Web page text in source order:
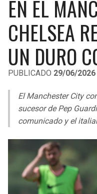
LIGA DE EXPANSIÓN MX
LEAGUES CUP
UEFA EUROPA LEAGUE
UEFA CONFERENCE LEAGUE
MLS
COPA LIBERTADORES
COPA SUDAMERICANA
LIGA BETPLAY
OTRAS LIGAS
RAIDERS
CHARGERS
RAVENS
STEELERS
TEXANS
CAVALIERS
PISTONS
PACERS
HORNETS
HEAT
EN EL
CHELSEA
UN DURO
PUBLICADO 29/06/2026
El Manchester City
sucesor de Pep
comunicado y el